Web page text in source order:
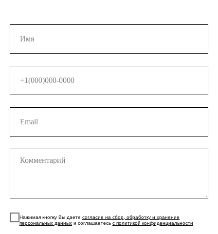
Нажимая кнопку Вы даете согласие на сбор, обработку и хранение
персональных данных и соглашаетесь с политикой конфиденциальности